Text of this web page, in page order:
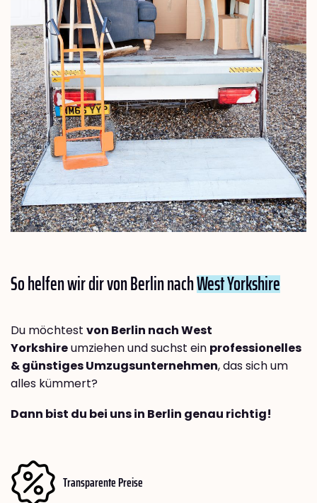
So helfen wir dir von Berlin nachWest Yorkshire
Du möchtest von Berlin nach West
Yorkshireumziehen und suchst ein professionelles
& günstiges Umzugsunternehmen, das sich um
alles kümmert?
Dann bist du bei uns in Berlin genau richtig!
Transparente Preise